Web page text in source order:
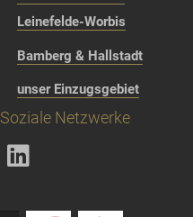
Leinefelde-Worbis
Bamberg & Hallstadt
unser Einzugsgebiet
Soziale Netzwerke